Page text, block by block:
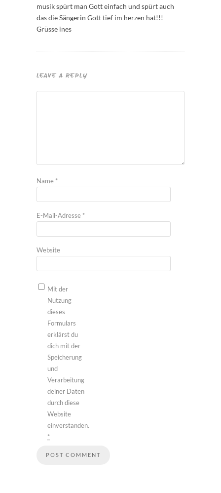
musik spürt man Gott einfach und spürt auch
das die Sängerin Gott tief im herzen hat!!!
Grüsse ines
LEAVE A REPLY
Name *
E-Mail-Adresse *
Website
Mit der
Nutzung
dieses
Formulars
erklärst du
dich mit der
Speicherung
und
Verarbeitung
deiner Daten
durch diese
Website
einverstanden.
*